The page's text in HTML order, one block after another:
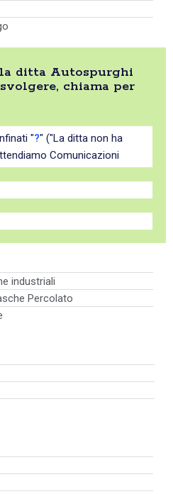
ditta Autospurghi
chiama per
"?" ("La ditta non ha
Comunicazioni
industriali
Percolato